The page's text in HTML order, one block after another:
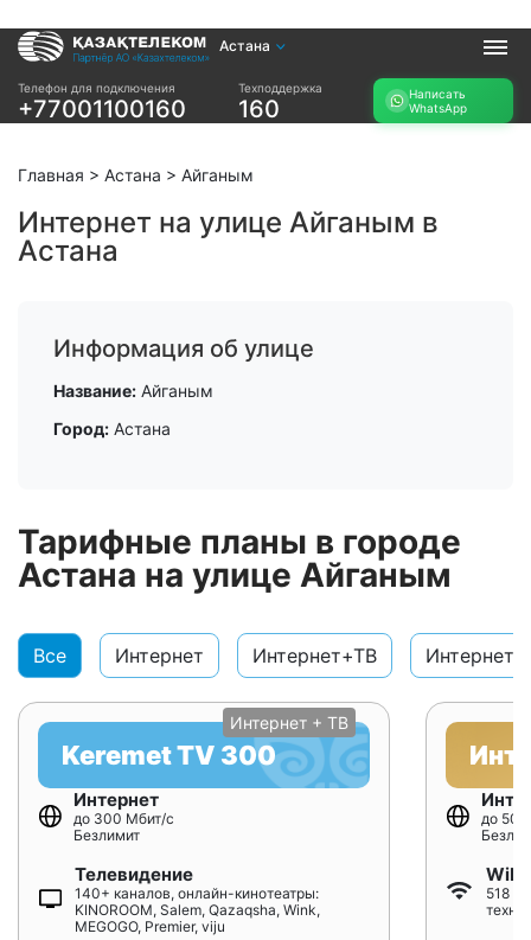
Астана
Телефон для подключения
+77001100160
Техподдержка
160
Написать
WhatsApp
Услуги
Интернет и ТВ в
Интернет и ТВ в
Интернет в офис
Прочее
возможность
названию ЖК
подбор тарифа
Подключиться к
Главная > Астана > Айганым
Интернет на улице Айганым в
Астана
Информация об улице
Название: Айганым
Город: Астана
Тарифные планы в городе
Астана на улице Айганым
Все Интернет Интернет+ТВ
Интернет + ТВ
Keremet TV 300
Интернет
до 300 Мбит/с
Безлимит
Телевидение
140+ каналов, онлайн-кинотеатры:
KINOROOM, Salem, Qazaqsha, Wink,
MEGOGO, Premier, viju
до
518